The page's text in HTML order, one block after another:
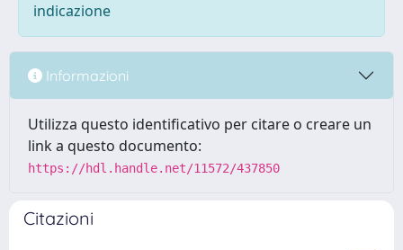
indicazione
Informazioni
Utilizza questo identificativo per citare o creare un
link a questo documento:
https://hdl.handle.net/11572/437850
Citazioni